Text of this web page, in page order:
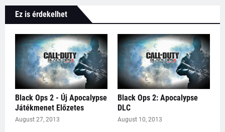
Ez is érdekelhet
Black Ops 2 - Új Apocalypse
Játékmenet Előzetes
August 27, 2013
Black Ops 2: Apocalypse
DLC
August 10, 2013